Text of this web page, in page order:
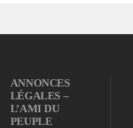
ANNONCES
LÉGALES –
L’AMI DU
PEUPLE